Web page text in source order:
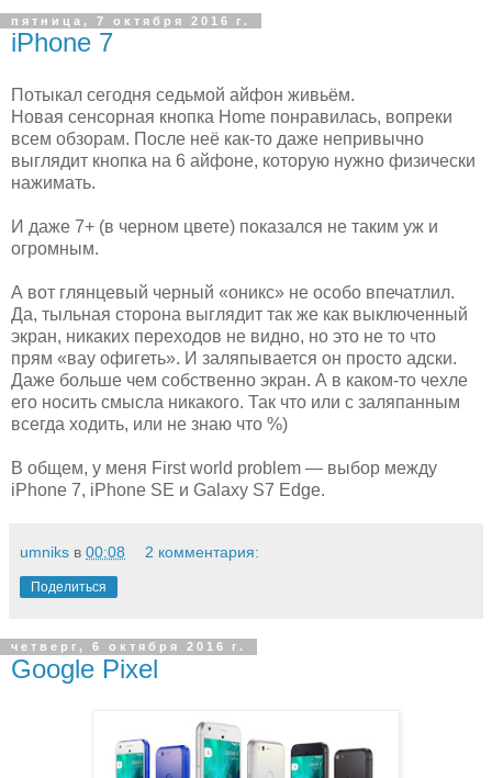
пятница, 7 октября 2016 г.
iPhone 7
Потыкал сегодня седьмой айфон живьём.
Новая сенсорная кнопка Home понравилась, вопреки
всем обзорам. После неё как-то даже непривычно
выглядит кнопка на 6 айфоне, которую нужно физически
нажимать.
И даже 7+ (в черном цвете) показался не таким уж и
огромным.
А вот глянцевый черный «оникс» не особо впечатлил.
Да, тыльная сторона выглядит так же как выключенный
экран, никаких переходов не видно, но это не то что
прям «вау офигеть». И заляпывается он просто адски.
Даже больше чем собственно экран. А в каком-то чехле
его носить смысла никакого. Так что или с заляпанным
всегда ходить, или не знаю что %)
В общем, у меня First world problem — выбор между
iPhone 7, iPhone SE и Galaxy S7 Edge.
umniks в 00:08 2 комментария:
Поделиться
четверг, 6 октября 2016 г.
Google Pixel